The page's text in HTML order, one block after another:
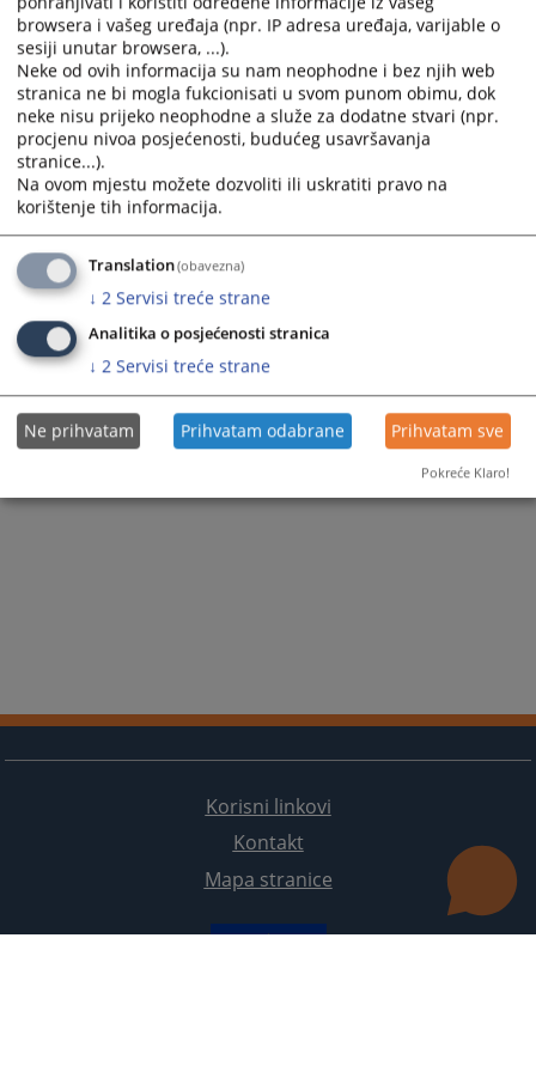
Prikazana vijest je na: Bosanski jezik
Prateći dokumenti
Anonimizirana Odluka PDK broj 11-07-6-938-9-2025
380
Korisni linkovi
Kontakt
Mapa stranice
browsera i vašeg uređaja (npr. IP adresa uređaja, varijable o
sesiji unutar browsera, ...).
Neke od ovih informacija su nam neophodne i bez njih web
stranica ne bi mogla fukcionisati u svom punom obimu, dok
neke nisu prijeko neophodne a služe za dodatne stvari (npr.
procjenu nivoa posjećenosti, budućeg usavršavanja
stranice...).
Na ovom mjestu možete dozvoliti ili uskratiti pravo na
korištenje tih informacija.
Translation(obavezna)
↓ 2 Servisi treće strane
Analitika o posjećenosti stranica
↓ 2 Servisi treće strane
Ne prihvatam Prihvatam odabrane Prihvatam sve
Pokreće Klaro!